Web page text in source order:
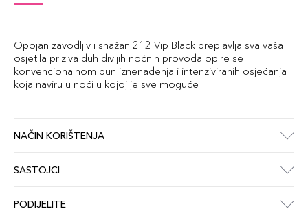
Opojan zavodljiv i snažan 212 Vip Black preplavlja sva vaša
osjetila priziva duh divljih noćnih provoda opire se
konvencionalnom pun iznenađenja i intenziviranih osjećanja
koja naviru u noći u kojoj je sve moguće
NAČIN KORIŠTENJA
SASTOJCI
PODIJELITE